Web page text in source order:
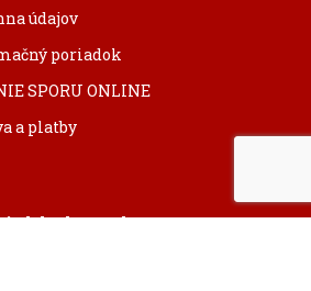
údajov
poriadok
SPORU ONLINE
a platby
kontakt